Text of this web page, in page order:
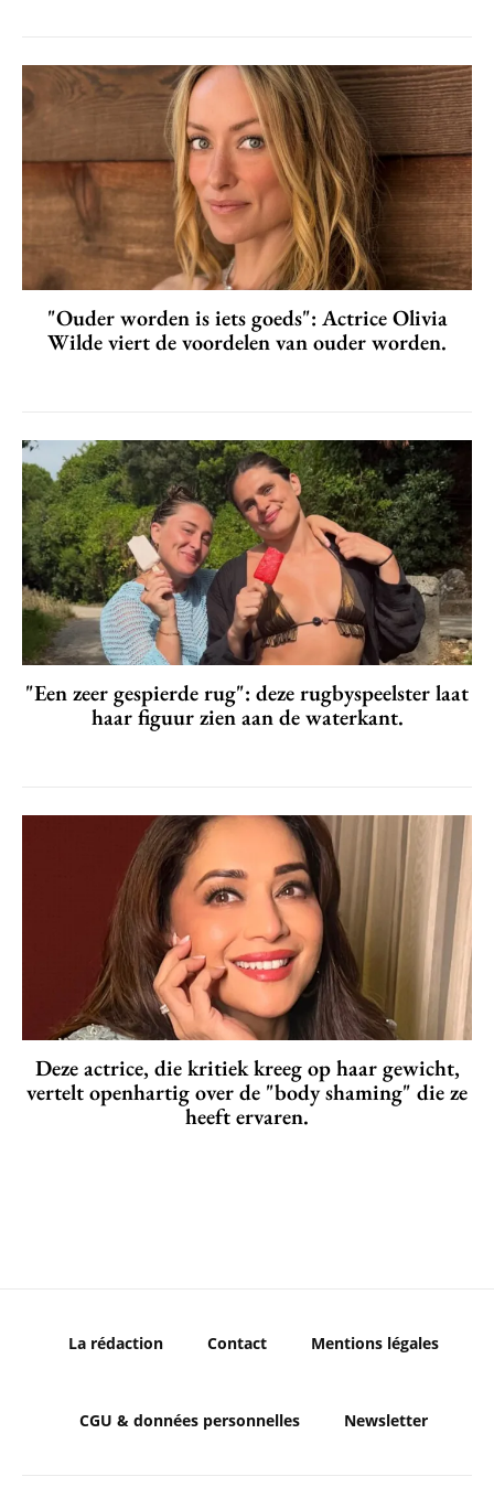
"Ouder worden is iets goeds": Actrice Olivia
Wilde viert de voordelen van ouder worden.
"Een zeer gespierde rug": deze rugbyspeelster laat
haar figuur zien aan de waterkant.
Deze actrice, die kritiek kreeg op haar gewicht,
vertelt openhartig over de "body shaming" die ze
heeft ervaren.
La rédaction Contact Mentions légales
CGU & données personnelles Newsletter